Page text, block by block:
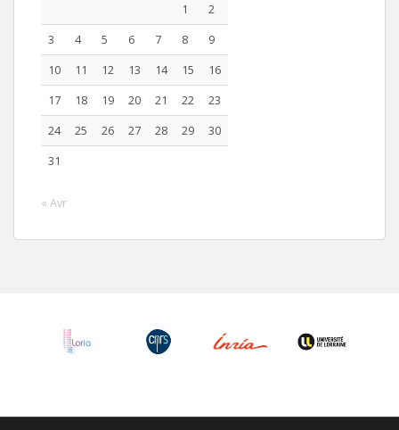
1
2
3
4 5 6 7 8
9
10
11 12 13 14 15
16
17
18 19 20 21 22
23
24
25 26 27 28 29
30
31
« Avr